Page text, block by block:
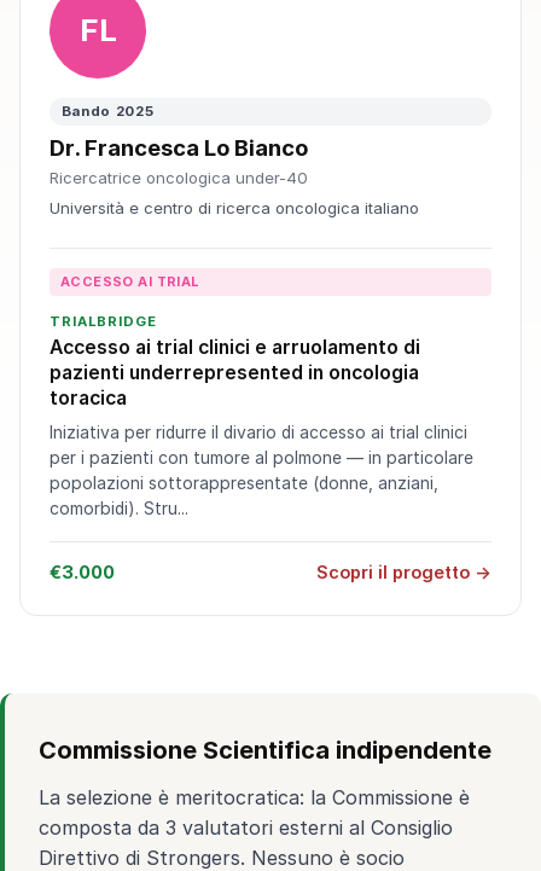
FL
Bando 2025
Dr. Francesca Lo Bianco
Ricercatrice oncologica under-40
Università e centro di ricerca oncologica italiano
ACCESSO AI TRIAL
TRIALBRIDGE
Accesso ai trial clinici e arruolamento di
pazienti underrepresented in oncologia
toracica
Iniziativa per ridurre il divario di accesso ai trial clinici
per i pazienti con tumore al polmone — in particolare
popolazioni sottorappresentate (donne, anziani,
comorbidi). Stru...
€3.000 Scopri il progetto →
Commissione Scientifica indipendente
La selezione è meritocratica: la Commissione è
composta da 3 valutatori esterni al Consiglio
Direttivo di Strongers. Nessuno è socio